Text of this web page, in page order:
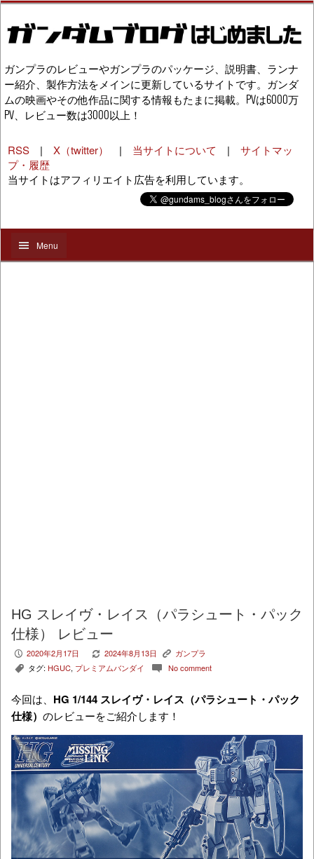
ガンプラのレビューやガンプラのパッケージ、説明書、ランナ
ー紹介、製作方法をメインに更新しているサイトです。ガンダ
ムの映画やその他作品に関する情報もたまに掲載。PVは6000万
PV、レビュー数は3000以上！
RSS | X（twitter） | 当サイトについて | サイトマッ
プ・履歴
当サイトはアフィリエイト広告を利用しています。
Menu
HG スレイヴ・レイス（パラシュート・パック
仕様） レビュー
P 2020年2月17日 V 2024年8月13日 K ガンプラ
, タグ: HGUC, プレミアムバンダイ c No comment
今回は、 HG 1/144 スレイヴ・レイス（パラシュート・パック
仕様） のレビューをご紹介します！